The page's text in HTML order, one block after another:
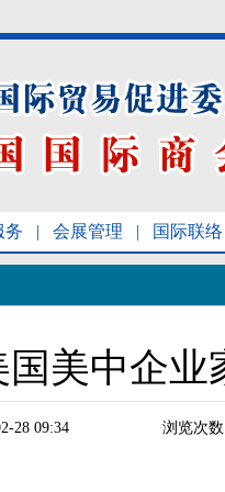
务 | 会展管理 | 国际联络
国美中企业
28 09:34 浏览次